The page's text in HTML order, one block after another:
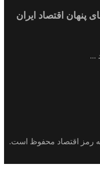
پنهان اقتصاد ایران
...
رمز اقتصاد محفوظ است.